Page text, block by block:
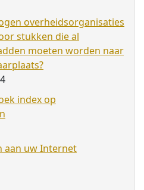
overheidsorganisaties
stukken die al
moeten worden naar
index op
aan uw Internet